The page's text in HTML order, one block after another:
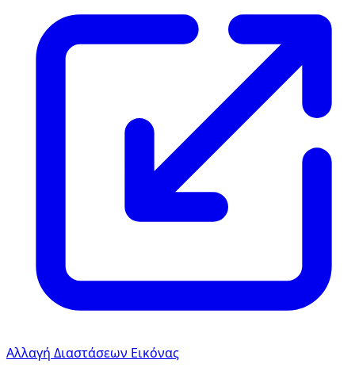
Αλλαγή Διαστάσεων Εικόνας